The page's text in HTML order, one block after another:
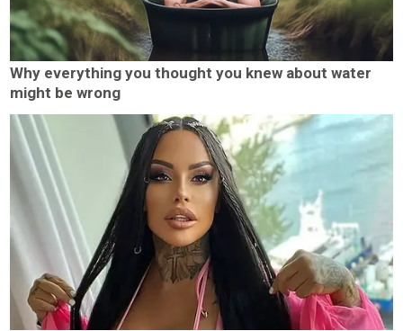
Why everything you thought you knew about water
might be wrong